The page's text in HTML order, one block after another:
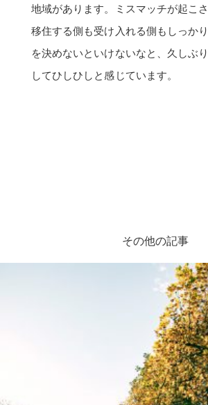
地域があります。ミスマッチが起こさ
移住する側も受け入れる側もしっか
を決めないといけないなと、久しぶ
してひしひしと感じています。
その他の記事